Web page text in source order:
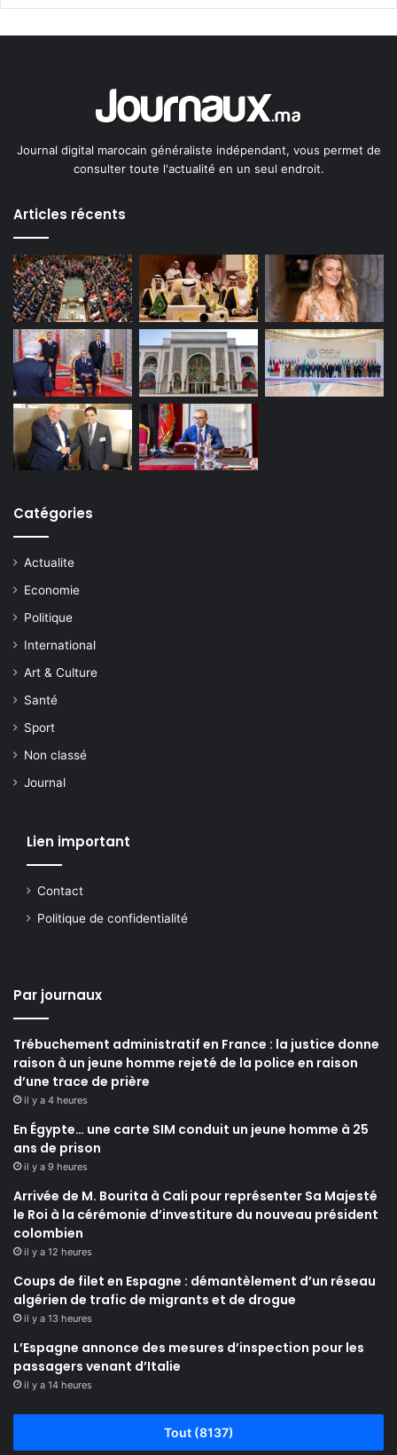
Journal digital marocain généraliste indépendant, vous permet de
consulter toute l'actualité en un seul endroit.
Articles récents
Catégories
Actualite
Economie
Politique
International
Art & Culture
Santé
Sport
Non classé
Journal
Lien important
Contact
Politique de confidentialité
Par journaux
Trébuchement administratif en France : la justice donne
raison à un jeune homme rejeté de la police en raison
d’une trace de prière
il y a 4 heures
En Égypte… une carte SIM conduit un jeune homme à 25
ans de prison
il y a 9 heures
Arrivée de M. Bourita à Cali pour représenter Sa Majesté
le Roi à la cérémonie d’investiture du nouveau président
colombien
il y a 12 heures
Coups de filet en Espagne : démantèlement d’un réseau
algérien de trafic de migrants et de drogue
il y a 13 heures
L’Espagne annonce des mesures d’inspection pour les
passagers venant d’Italie
il y a 14 heures
Tout (8137)